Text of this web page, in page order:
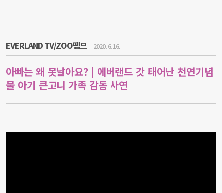
EVERLAND TV/ZOO뗌므 2020. 6. 16.
아빠는 왜 못날아요? | 에버랜드 갓 태어난 천연기념
물 아기 큰고니 가족 감동 사연